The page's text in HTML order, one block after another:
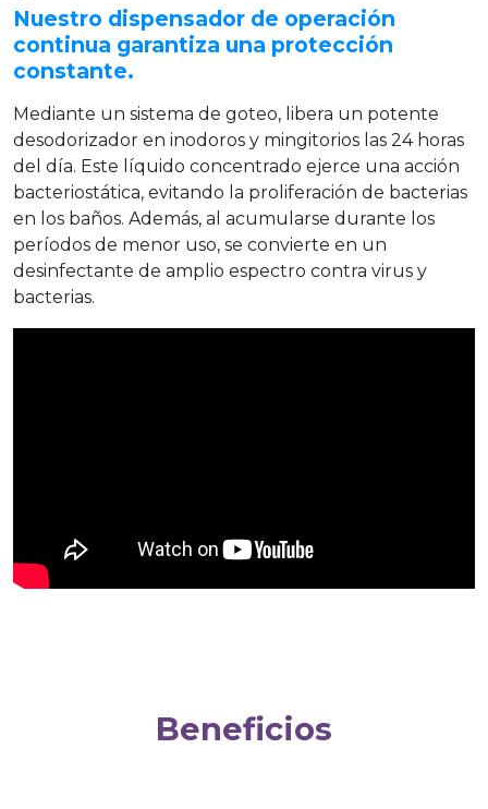
Nuestro dispensador de operación
continua garantiza una protección
constante.
Mediante un sistema de goteo, libera un potente
desodorizador en inodoros y mingitorios las 24 horas
del día. Este líquido concentrado ejerce una acción
bacteriostática, evitando la proliferación de bacterias
en los baños. Además, al acumularse durante los
períodos de menor uso, se convierte en un
desinfectante de amplio espectro contra virus y
bacterias.
Beneficios